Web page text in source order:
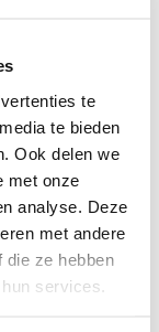
te
te bieden
Ook delen we
met onze
analyse. Deze
met andere
die ze hebben
services.